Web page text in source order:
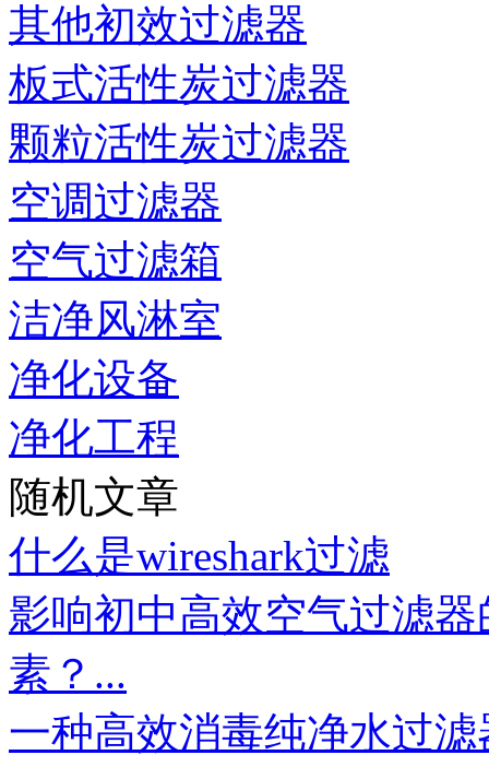
其他初效过滤器
板式活性炭过滤器
颗粒活性炭过滤器
空调过滤器
空气过滤箱
洁净风淋室
净化设备
净化工程
随机文章
什么是wireshark过滤
影响初中高效空气过滤
素？...
一种高效消毒纯净水过